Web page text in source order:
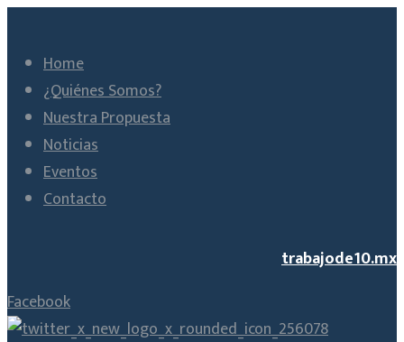
Home
¿Quiénes Somos?
Nuestra Propuesta
Noticias
Eventos
Contacto
trabajode10.mx
Facebook